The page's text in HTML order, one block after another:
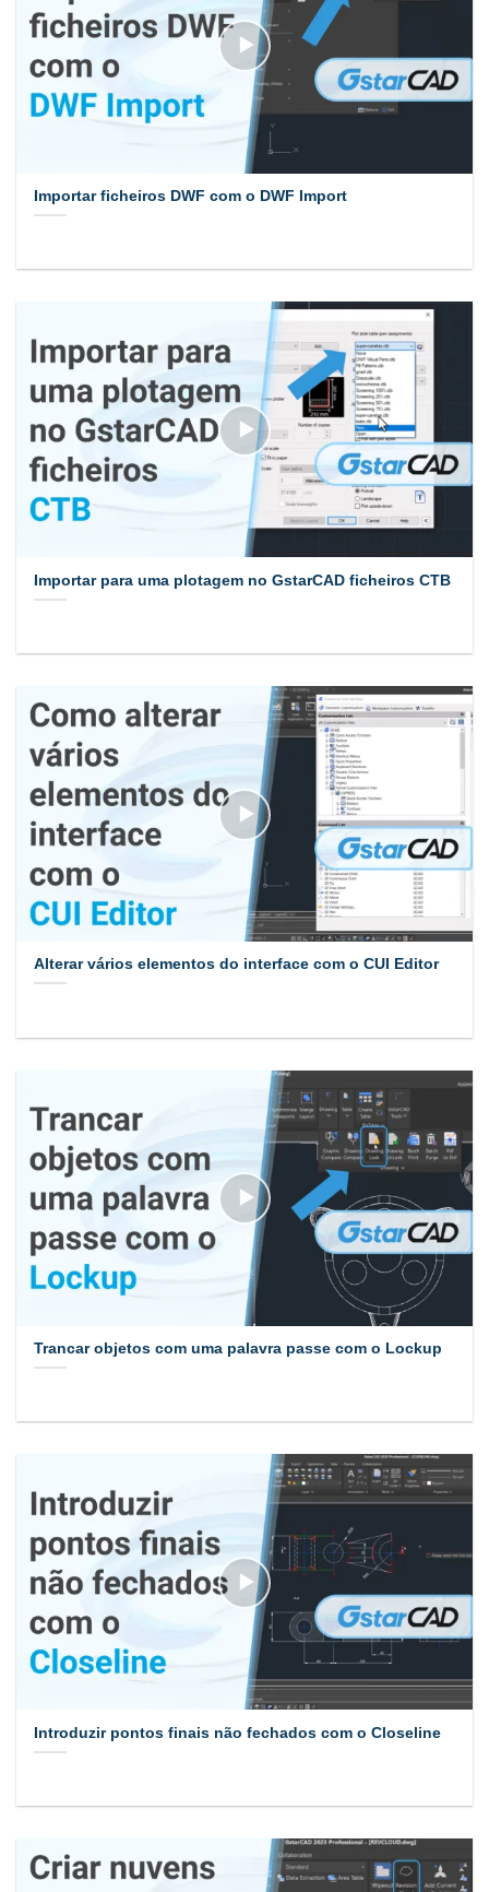
Importar ficheiros DWF com o DWF Import
Importar para uma plotagem no GstarCAD ficheiros CTB
Alterar vários elementos do interface com o CUI Editor
Trancar objetos com uma palavra passe com o Lockup
Introduzir pontos finais não fechados com o Closeline